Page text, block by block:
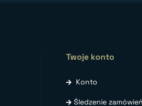
Twoje konto
Konto
Śledzenie